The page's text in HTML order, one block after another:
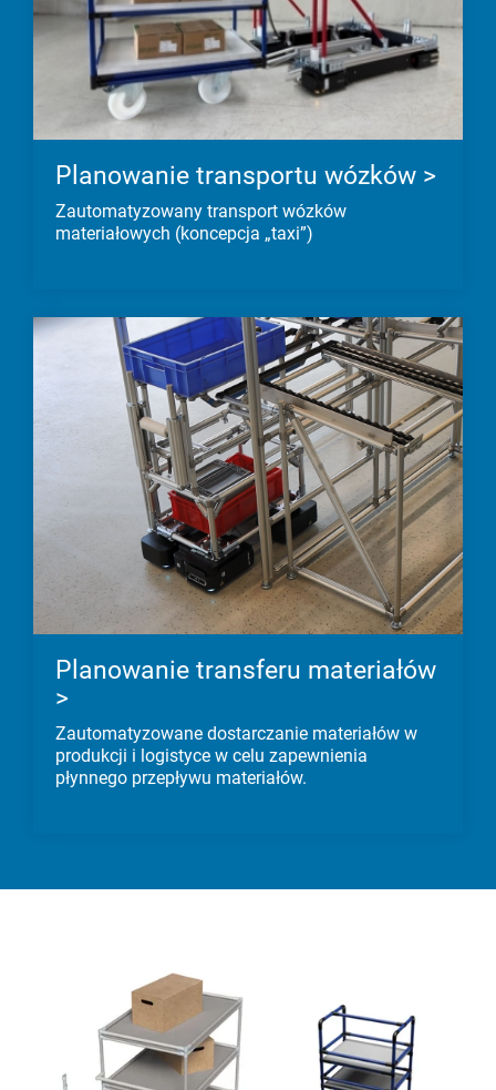
Planowanie transportu wózków >
Zautomatyzowany transport wózków
materiałowych (koncepcja „taxi”)
Planowanie transferu materiałów
>
Zautomatyzowane dostarczanie materiałów w
produkcji i logistyce w celu zapewnienia
płynnego przepływu materiałów.